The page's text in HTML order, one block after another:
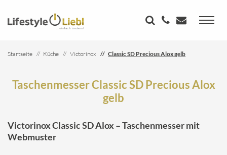
Startseite Küche Victorinox Classic SD Precious Alox gelb
Taschenmesser Classic SD Precious Alox
gelb
Victorinox Classic SD Alox – Taschenmesser mit
Webmuster